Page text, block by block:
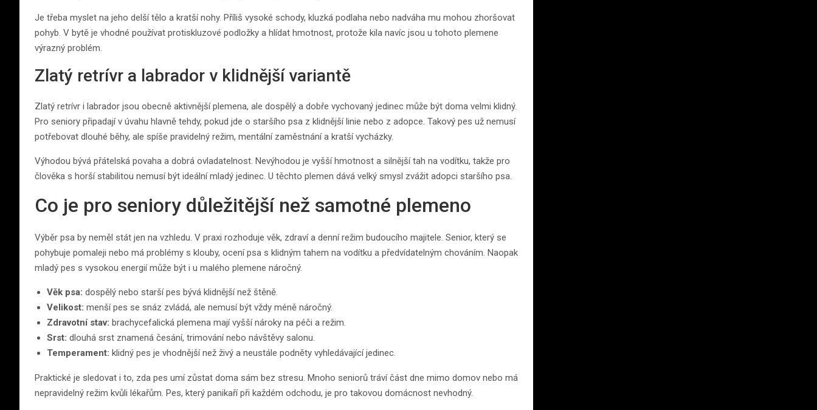
Je třeba myslet na jeho delší tělo a kratší nohy. Příliš vysoké schody, kluzká podlaha nebo nadváha mu mohou zhoršovat
pohyb. V bytě je vhodné používat protiskluzové podložky a hlídat hmotnost, protože kila navíc jsou u tohoto plemene
výrazný problém.
Zlatý retrívr a labrador v klidnější variantě
Zlatý retrívr i labrador jsou obecně aktivnější plemena, ale dospělý a dobře vychovaný jedinec může být doma velmi klidný.
Pro seniory připadají v úvahu hlavně tehdy, pokud jde o staršího psa z klidnější linie nebo z adopce. Takový pes už nemusí
potřebovat dlouhé běhy, ale spíše pravidelný režim, mentální zaměstnání a kratší vycházky.
Výhodou bývá přátelská povaha a dobrá ovladatelnost. Nevýhodou je vyšší hmotnost a silnější tah na vodítku, takže pro
člověka s horší stabilitou nemusí být ideální mladý jedinec. U těchto plemen dává velký smysl zvážit adopci staršího psa.
Co je pro seniory důležitější než samotné plemeno
Výběr psa by neměl stát jen na vzhledu. V praxi rozhoduje věk, zdraví a denní režim budoucího majitele. Senior, který se
pohybuje pomaleji nebo má problémy s klouby, ocení psa s klidným tahem na vodítku a předvídatelným chováním. Naopak
mladý pes s vysokou energií může být i u malého plemene náročný.
Věk psa: dospělý nebo starší pes bývá klidnější než štěně.
Velikost: menší pes se snáz zvládá, ale nemusí být vždy méně náročný.
Zdravotní stav: brachycefalická plemena mají vyšší nároky na péči a režim.
Srst: dlouhá srst znamená česání, trimování nebo návštěvy salonu.
Temperament: klidný pes je vhodnější než živý a neustále podněty vyhledávající jedinec.
Praktické je sledovat i to, zda pes umí zůstat doma sám bez stresu. Mnoho seniorů tráví část dne mimo domov nebo má
nepravidelný režim kvůli lékařům. Pes, který panikaří při každém odchodu, je pro takovou domácnost nevhodný.